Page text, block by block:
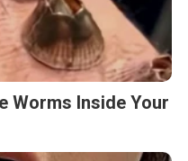
Worms Inside Your